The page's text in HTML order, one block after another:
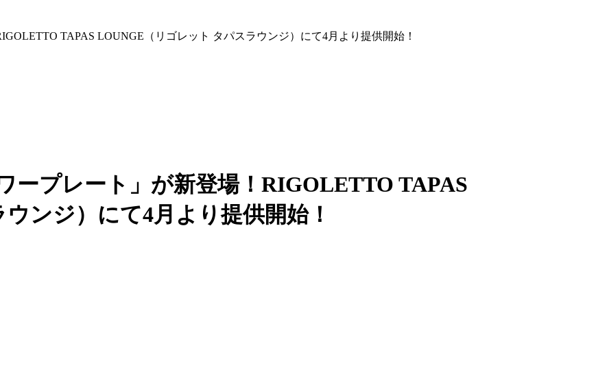
TAPAS LOUNGE（リゴレット タパスラウンジ）にて4月より提供開始！
ープレート」が新登場！RIGOLETTO TAPAS
ンジ）にて4月より提供開始！